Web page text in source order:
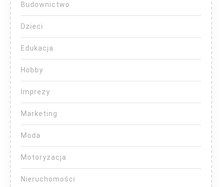
Budownictwo
Dzieci
Edukacja
Hobby
Imprezy
Marketing
Moda
Motoryzacja
Nieruchomości